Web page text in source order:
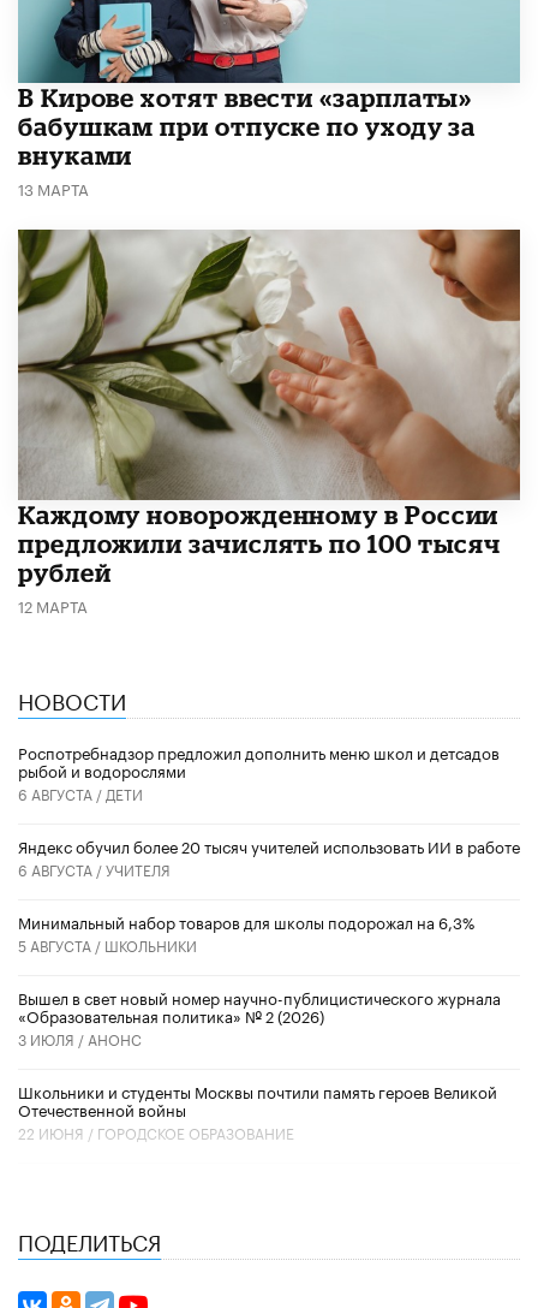
В Кирове хотят ввести «зарплаты»
бабушкам при отпуске по уходу за
внуками
13 МАРТА
Каждому новорожденному в России
предложили зачислять по 100 тысяч
рублей
12 МАРТА
НОВОСТИ
Роспотребнадзор предложил дополнить меню школ и детсадов
рыбой и водорослями
6 АВГУСТА / ДЕТИ
​Яндекс обучил более 20 тысяч учителей использовать ИИ в работе
6 АВГУСТА /УЧИТЕЛЯ
Минимальный набор товаров для школы подорожал на 6,3%
5 АВГУСТА / ШКОЛЬНИКИ
Вышел в свет новый номер научно-публицистического журнала
«Образовательная политика» № 2 (2026)
3 ИЮЛЯ / АНОНС
Школьники и студенты Москвы почтили память героев Великой
Отечественной войны
22 ИЮНЯ / ГОРОДСКОЕ ОБРАЗОВАНИЕ
ПОДЕЛИТЬСЯ